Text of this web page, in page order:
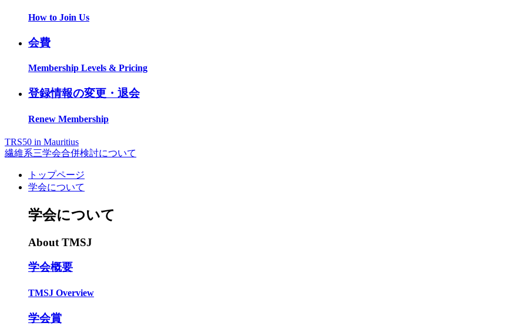
How to Join Us
会費
Membership Levels & Pricing
登録情報の変更・退会
Renew Membership
TRS50 in Mauritius
繊維系三学会合併検討について
トップページ
学会について
学会について
About TMSJ
学会概要
TMSJ Overview
学会賞